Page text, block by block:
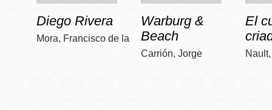
Diego Rivera
Mora, Francisco de la
Warburg &
Beach
Carrión, Jorge
El